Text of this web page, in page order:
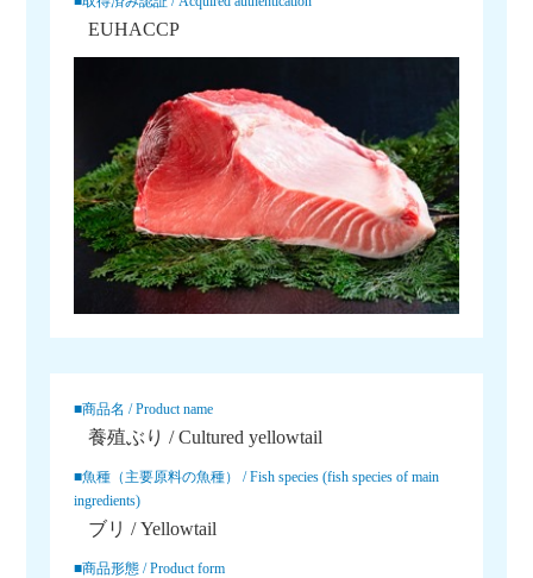
EUHACCP
■商品名 / Product name
養殖ぶり / Cultured yellowtail
■魚種（主要原料の魚種） / Fish species (fish species of main
ingredients)
ブリ / Yellowtail
■商品形態 / Product form